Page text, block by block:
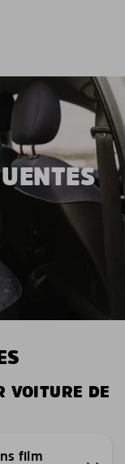
VOITURE DE
film